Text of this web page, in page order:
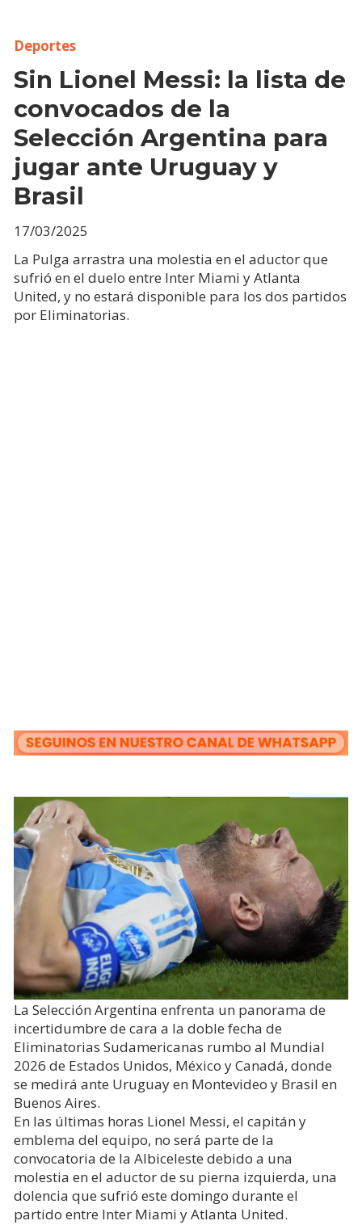
Sin Lionel Messi: la lista de
convocados de la
Selección Argentina para
jugar ante Uruguay y
Brasil
La Pulga arrastra una molestia en el aductor que
sufrió en el duelo entre Inter Miami y Atlanta
United, y no estará disponible para los dos partidos
por Eliminatorias.
Deportes
17/03/2025
La Selección Argentina enfrenta un panorama de
incertidumbre de cara a la doble fecha de
Eliminatorias Sudamericanas rumbo al Mundial
2026 de Estados Unidos, México y Canadá, donde
se medirá ante Uruguay en Montevideo y Brasil en
Buenos Aires.
En las últimas horas Lionel Messi, el capitán y
emblema del equipo, no será parte de la
convocatoria de la Albiceleste debido a una
molestia en el aductor de su pierna izquierda, una
dolencia que sufrió este domingo durante el
partido entre Inter Miami y Atlanta United.